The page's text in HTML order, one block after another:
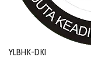
YLBHK-DKI